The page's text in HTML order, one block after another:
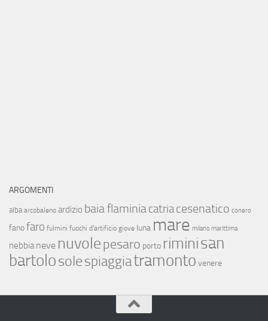
ARGOMENTI
alba arcobaleno ardizio baia flaminiacatriacesenatico conero
fanofaro fulmini fuochi d'artificio giove luna mare milano marittima
nebbia neve nuvolepesaro porto riminisan
bartolosolespiaggiatramonto venere